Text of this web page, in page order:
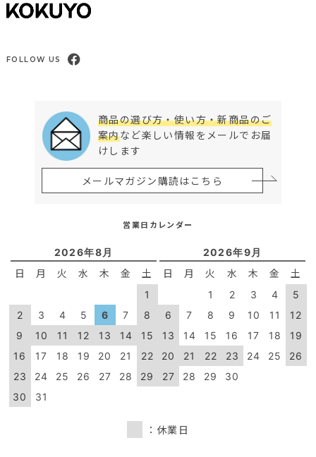
FOLLOW US
商品の選び方・使い方・新商品のご
案内など楽しい情報をメールでお届
けします
メールマガジン購読はこちら
営業日カレンダー
2026年8月
日 月 火 水 木 金 土
1
2
3 4 5 6 7
8
9
10 11 12 13 14
15
16
17 18 19 20 21
22
23
24 25 26 27 28
29
30
31
2026年9月
日 月 火 水 木 金 土
1 2 3 4
5
6
7 8 9 10 11
12
13
14 15 16 17 18
19
20
21 22 23 24 25
26
27
28 29 30
：休業日